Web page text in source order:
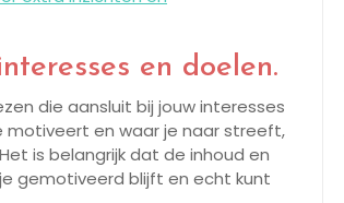
en doelen.
die aansluit bij jouw interesses
motiveert en waar je naar streeft,
is belangrijk dat de inhoud en
gemotiveerd blijft en echt kunt